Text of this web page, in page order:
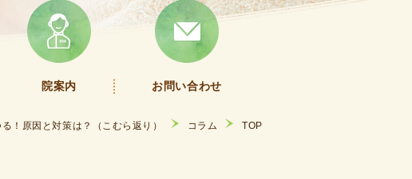
院案内 お問い合わせ
TOP
コラム
！原因と対策は？（こむら返り）